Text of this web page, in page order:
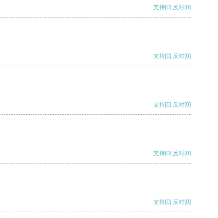
支持[0] 反对[0]
支持[0] 反对[0]
支持[0] 反对[0]
支持[0] 反对[0]
支持[0] 反对[0]